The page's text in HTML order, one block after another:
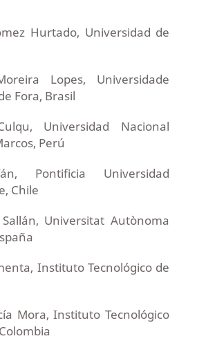
Hurtado, Universidad de
Lopes, Universidade
Fora, Brasil
Universidad Nacional
Perú
Pontificia Universidad
Chile
Universitat Autònoma
Instituto Tecnológico de
Mora, Instituto Tecnológico